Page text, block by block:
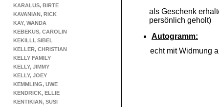
KARALUS, BIRTE
KAVANIAN, RICK
KAY, WANDA
KEBEKUS, CAROLIN
KEKILLI, SIBEL
KELLER, CHRISTIAN
KELLY FAMILY
KELLY, JIMMY
KELLY, JOEY
KEMMLING, UWE
KENDRICK, ELLIE
KENTIKIAN, SUSI
als Geschenk
persönlich geholt)
Autogramm:
echt mit Widmung